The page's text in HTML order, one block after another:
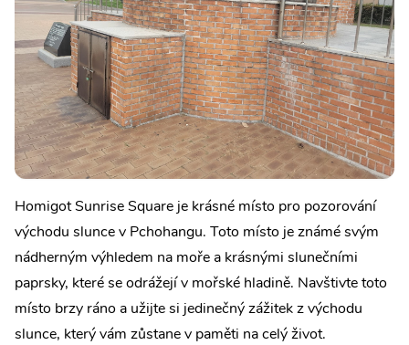
Homigot Sunrise Square je krásné místo pro pozorování
východu slunce v Pchohangu. Toto místo je známé svým
nádherným výhledem na moře a krásnými slunečními
paprsky, které se odrážejí v mořské hladině. Navštivte toto
místo brzy ráno a užijte si jedinečný zážitek z východu
slunce, který vám zůstane v paměti na celý život.